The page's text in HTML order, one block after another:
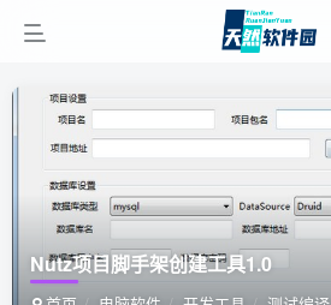
Nutz项目脚手架创建工具1.0